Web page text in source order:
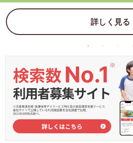
詳しく見る